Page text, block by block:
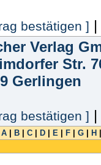
bestätigen ] |
Verlag
Str.
Gerlingen
bestätigen ] |
A B C D E F G H